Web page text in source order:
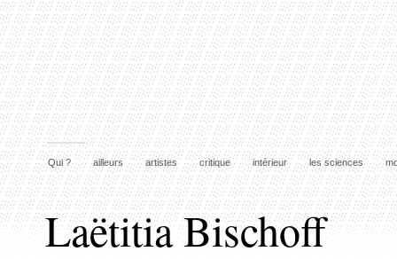
Qui ? ailleurs artistes critique intérieur les sciences
Laëtitia Bischoff